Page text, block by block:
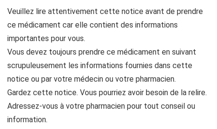
Veuillez lire attentivement cette notice avant de prendre
ce médicament car elle contient des informations
importantes pour vous.
Vous devez toujours prendre ce médicament en suivant
scrupuleusement les informations fournies dans cette
notice ou par votre médecin ou votre pharmacien.
Gardez cette notice. Vous pourriez avoir besoin de la relire.
Adressez-vous à votre pharmacien pour tout conseil ou
information.